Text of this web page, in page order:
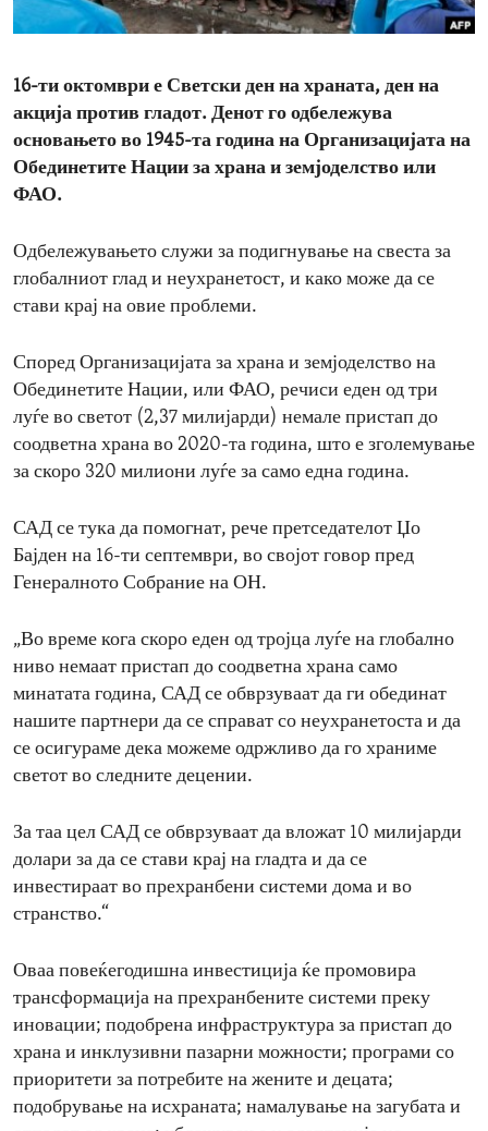
ENVIRONMENT AND HEALTH
16-ти октомври е Светски ден на храната, ден на
акција против гладот. Денот го одбележува
основањето во 1945-та година на Организацијата на
Обединетите Нации за храна и земјоделство или
ФАО.
Одбележувањето служи за подигнување на свеста за
глобалниот глад и неухранетост, и како може да се
стави крај на овие проблеми.
Според Организацијата за храна и земјоделство на
Обединетите Нации, или ФАО, речиси еден од три
луѓе во светот (2,37 милијарди) немале пристап до
соодветна храна во 2020-та година, што е зголемување
за скоро 320 милиони луѓе за само една година.
САД се тука да помогнат, рече претседателот Џо
Бајден на 16-ти септември, во својот говор пред
Генералното Собрание на ОН.
„Во време кога скоро еден од тројца луѓе на глобално
ниво немаат пристап до соодветна храна само
минатата година, САД се обврзуваат да ги обединат
нашите партнери да се справат со неухранетоста и да
се осигураме дека можеме одржливо да го храниме
светот во следните децении.
За таа цел САД се обврзуваат да вложат 10 милијарди
долари за да се стави крај на гладта и да се
инвестираат во прехранбени системи дома и во
странство.“
Оваа повеќегодишна инвестиција ќе промовира
трансформација на прехранбените системи преку
иновации; подобрена инфраструктура за пристап до
храна и инклузивни пазарни можности; програми со
приоритети за потребите на жените и децата;
подобрување на исхраната; намалување на загубата и